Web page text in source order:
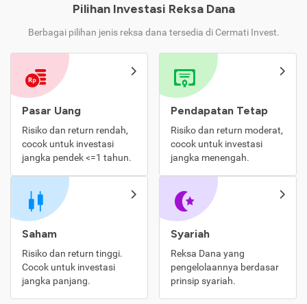
Pilihan Investasi Reksa Dana
Berbagai pilihan jenis reksa dana tersedia di Cermati Invest.
Pasar Uang
Risiko dan return rendah,
cocok untuk investasi
jangka pendek <=1 tahun.
Pendapatan Tetap
Risiko dan return moderat,
cocok untuk investasi
jangka menengah.
Saham
Risiko dan return tinggi.
Cocok untuk investasi
jangka panjang.
Syariah
Reksa Dana yang
pengelolaannya berdasar
prinsip syariah.